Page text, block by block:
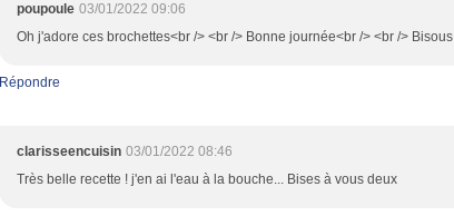
poupoule 03/01/2022 09:06
Oh j'adore ces brochettes<br /> <br /> Bonne journée<br /> <br /> Bisous
Répondre
clarisseencuisin 03/01/2022 08:46
Très belle recette ! j'en ai l'eau à la bouche... Bises à vous deux